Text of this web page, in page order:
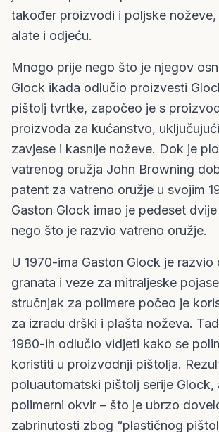
također proizvodi i poljske
alate i odjeću.
Mnogo prije nego što je njegov
Glock ikada odlučio proizvesti
pištolj tvrtke, započeo je s
proizvoda za kućanstvo,
zavjese i kasnije noževe. Dok je
vatrenog oružja John Browning
patent za vatreno oružje u svojim
Gaston Glock imao je pedeset
nego što je razvio vatreno oružje.
U 1970-ima Gaston Glock je razvio
granata i veze za mitraljeske
stručnjak za polimere počeo je
za izradu drški i plašta noževa.
1980-ih odlučio vidjeti kako se
koristiti u proizvodnji pištolja.
poluautomatski pištolj serije Glock,
polimerni okvir – što je ubrzo
zabrinutosti zbog “plastičnog